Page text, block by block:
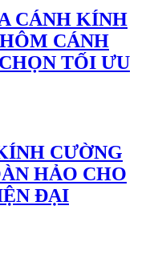
CÁNH KÍNH
CÁNH
TỐI ƯU
CƯỜNG
HẢO CHO
ĐẠI